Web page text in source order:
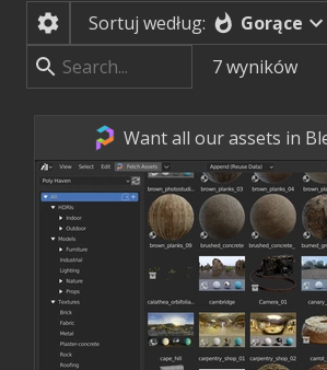
Sortuj według:
Gorące
7 wyników
Want all our assets in